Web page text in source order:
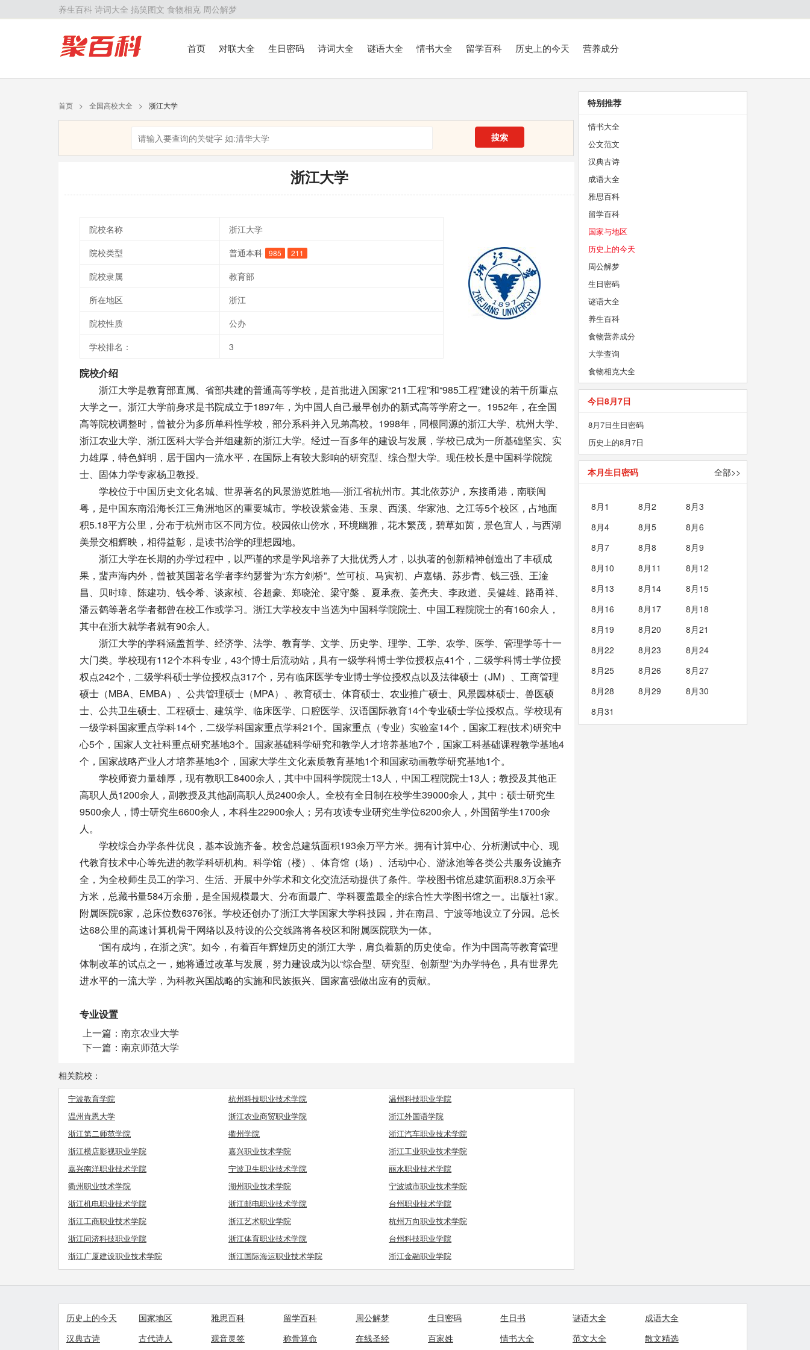
养生百科 诗词大全 搞笑图文 食物相克 周公解梦
首页 对联大全 生日密码 诗词大全 谜语大全 情书大全 留学百科 历史上的今天 营养成分
首页 > 全国高校大全 > 浙江大学
搜索
浙江大学
院校名称
浙江大学
院校类型
普通本科 985 211
院校隶属
教育部
所在地区
浙江
院校性质
公办
学校排名：
3
院校介绍
浙江大学是教育部直属、省部共建的普通高等学校，是首批进入国家“211工程”和“985工程”建设的若干所重点
大学之一。浙江大学前身求是书院成立于1897年，为中国人自己最早创办的新式高等学府之一。1952年，在全国
高等院校调整时，曾被分为多所单科性学校，部分系科并入兄弟高校。1998年，同根同源的浙江大学、杭州大学、
浙江农业大学、浙江医科大学合并组建新的浙江大学。经过一百多年的建设与发展，学校已成为一所基础坚实、实
力雄厚，特色鲜明，居于国内一流水平，在国际上有较大影响的研究型、综合型大学。现任校长是中国科学院院
士、固体力学专家杨卫教授。
学校位于中国历史文化名城、世界著名的风景游览胜地──浙江省杭州市。其北依苏沪，东接甬港，南联闽
粤，是中国东南沿海长江三角洲地区的重要城市。学校设紫金港、玉泉、西溪、华家池、之江等5个校区，占地面
积5.18平方公里，分布于杭州市区不同方位。校园依山傍水，环境幽雅，花木繁茂，碧草如茵，景色宜人，与西湖
美景交相辉映，相得益彰，是读书治学的理想园地。
浙江大学在长期的办学过程中，以严谨的求是学风培养了大批优秀人才，以执著的创新精神创造出了丰硕成
果，蜚声海内外，曾被英国著名学者李约瑟誉为“东方剑桥”。竺可桢、马寅初、卢嘉锡、苏步青、钱三强、王淦
昌、贝时璋、陈建功、钱令希、谈家桢、谷超豪、郑晓沧、梁守槃 、夏承焘、姜亮夫、李政道、吴健雄、路甬祥、
潘云鹤等著名学者都曾在校工作或学习。浙江大学校友中当选为中国科学院院士、中国工程院院士的有160余人，
其中在浙大就学者就有90余人。
浙江大学的学科涵盖哲学、经济学、法学、教育学、文学、历史学、理学、工学、农学、医学、管理学等十一
大门类。学校现有112个本科专业，43个博士后流动站，具有一级学科博士学位授权点41个，二级学科博士学位授
权点242个，二级学科硕士学位授权点317个，另有临床医学专业博士学位授权点以及法律硕士（JM）、工商管理
硕士（MBA、EMBA）、公共管理硕士（MPA）、教育硕士、体育硕士、农业推广硕士、风景园林硕士、兽医硕
士、公共卫生硕士、工程硕士、建筑学、临床医学、口腔医学、汉语国际教育14个专业硕士学位授权点。学校现有
一级学科国家重点学科14个，二级学科国家重点学科21个。国家重点（专业）实验室14个，国家工程(技术)研究中
心5个，国家人文社科重点研究基地3个。国家基础科学研究和教学人才培养基地7个，国家工科基础课程教学基地4
个，国家战略产业人才培养基地3个，国家大学生文化素质教育基地1个和国家动画教学研究基地1个。
学校师资力量雄厚，现有教职工8400余人，其中中国科学院院士13人，中国工程院院士13人；教授及其他正
高职人员1200余人，副教授及其他副高职人员2400余人。全校有全日制在校学生39000余人，其中：硕士研究生
9500余人，博士研究生6600余人，本科生22900余人；另有攻读专业研究生学位6200余人，外国留学生1700余
人。
学校综合办学条件优良，基本设施齐备。校舍总建筑面积193余万平方米。拥有计算中心、分析测试中心、现
代教育技术中心等先进的教学科研机构。科学馆（楼）、体育馆（场）、活动中心、游泳池等各类公共服务设施齐
全，为全校师生员工的学习、生活、开展中外学术和文化交流活动提供了条件。学校图书馆总建筑面积8.3万余平
方米，总藏书量584万余册，是全国规模最大、分布面最广、学科覆盖最全的综合性大学图书馆之一。出版社1家。
附属医院6家，总床位数6376张。学校还创办了浙江大学国家大学科技园，并在南昌、宁波等地设立了分园。总长
达68公里的高速计算机骨干网络以及特设的公交线路将各校区和附属医院联为一体。
“国有成均，在浙之滨”。如今，有着百年辉煌历史的浙江大学，肩负着新的历史使命。作为中国高等教育管理
体制改革的试点之一，她将通过改革与发展，努力建设成为以“综合型、研究型、创新型”为办学特色，具有世界先
进水平的一流大学，为科教兴国战略的实施和民族振兴、国家富强做出应有的贡献。
专业设置
上一篇： 南京农业大学
下一篇： 南京师范大学
相关院校：
宁波教育学院 杭州科技职业技术学院
温州科技职业学院
温州肯恩大学
浙江农业商贸职业学院
浙江外国语学院
浙江第二师范学院
衢州学院
浙江汽车职业技术学院
浙江横店影视职业学院
嘉兴职业技术学院
浙江工业职业技术学院
嘉兴南洋职业技术学院
宁波卫生职业技术学院
丽水职业技术学院
衢州职业技术学院
湖州职业技术学院
宁波城市职业技术学院
浙江机电职业技术学院
浙江邮电职业技术学院
台州职业技术学院
浙江工商职业技术学院
浙江艺术职业学院
杭州万向职业技术学院
浙江同济科技职业学院
浙江体育职业技术学院
台州科技职业学院
浙江广厦建设职业技术学院
浙江国际海运职业技术学院 浙江金融职业学院
特别推荐
情书大全
公文范文
汉典古诗
成语大全
雅思百科
留学百科
国家与地区
历史上的今天
周公解梦
生日密码
谜语大全
养生百科
食物营养成分
大学查询
食物相克大全
今日8月7日
8月7日生日密码
历史上的8月7日
本月生日密码 全部>>
8月1 8月2
8月3
8月4
8月5
8月6
8月7
8月8
8月9
8月10
8月11
8月12
8月13
8月14
8月15
8月16
8月17
8月18
8月19
8月20
8月21
8月22
8月23
8月24
8月25
8月26
8月27
8月28
8月29
8月30
8月31
历史上的今天 国家地区 雅思百科 留学百科 周公解梦 生日密码 生日书 谜语大全
成语大全
汉典古诗
古代诗人 观音灵签 称骨算命 在线圣经 百家姓 情书大全 范文大全 散文精选